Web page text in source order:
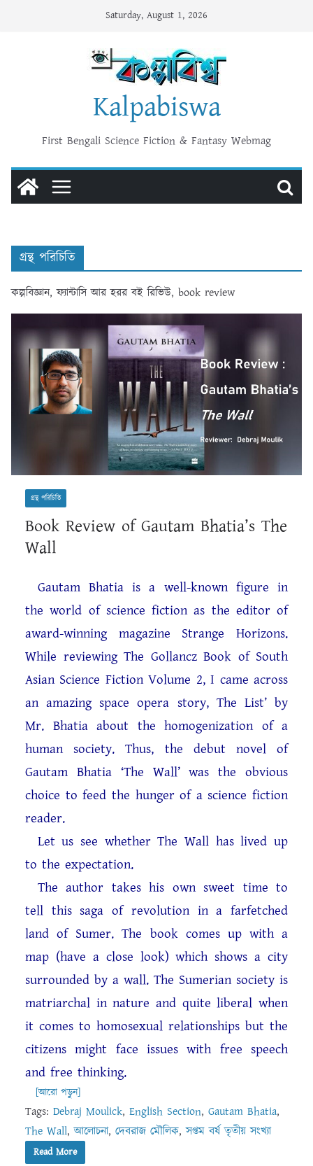
Saturday, August 1, 2026
Kalpabiswa
First Bengali Science Fiction & Fantasy Webmag
গ্রন্থ পরিচিতি
কল্পবিজ্ঞান, ফ্যান্টাসি আর হরর বই রিভিউ, book review
গ্রন্থ পরিচিতি
Book Review of Gautam Bhatia’s The
Wall
Gautam Bhatia is a well-known figure in
the world of science fiction as the editor of
award-winning magazine Strange Horizons.
While reviewing The Gollancz Book of South
Asian Science Fiction Volume 2, I came across
an amazing space opera story, The List’ by
Mr. Bhatia about the homogenization of a
human society. Thus, the debut novel of
Gautam Bhatia ‘The Wall’ was the obvious
choice to feed the hunger of a science fiction
reader.
Let us see whether The Wall has lived up
to the expectation.
The author takes his own sweet time to
tell this saga of revolution in a farfetched
land of Sumer. The book comes up with a
map (have a close look) which shows a city
surrounded by a wall. The Sumerian society is
matriarchal in nature and quite liberal when
it comes to homosexual relationships but the
citizens might face issues with free speech
and free thinking.
[আরো পড়ুন]
Tags: Debraj Moulick, English Section, Gautam Bhatia,
The Wall,আলোচনা, দেবরাজ মৌলিক,সপ্তম বর্ষ তৃতীয় সংখ্যা
Read More